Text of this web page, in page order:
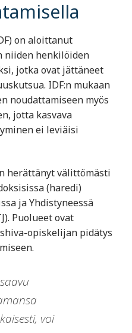
on aloittanut
niiden henkilöiden
jotka ovat jättäneet
IDF:n mukaan
noudattamiseen myös
jotta kasvava
ei leviäisi
herättänyt välittömästi
(haredi)
ja Yhdistyneessä
Puolueet ovat
opiskelijan pidätys
voi